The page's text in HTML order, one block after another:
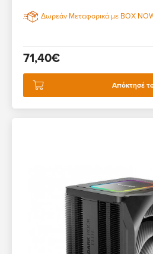
Δωρεάν Μεταφορικά με BOX
71,40€
Απόκτησέ